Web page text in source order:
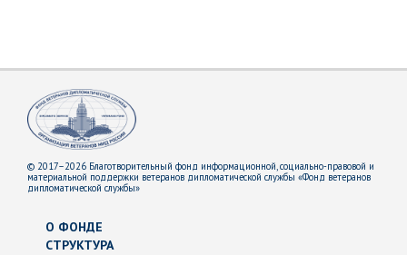
© 2017–2026 Благотворительный фонд информационной, социально-правовой и
материальной поддержки ветеранов дипломатической службы «Фонд ветеранов
дипломатической службы»
О ФОНДЕ
СТРУКТУРА